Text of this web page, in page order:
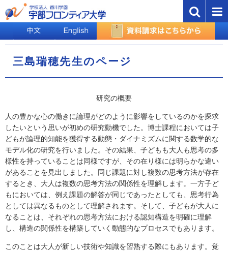
三島瑞穂先生のページ
研究の概要
人の豊かな心の働きに論理がどのように影響をしているのかを探求
したいという思いが初めの研究動機でした。博士課程においては子
どもが論理的知能を獲得する動態・ダイナミズムに関する数学的な
モデル化の研究を行いました。その結果、子どもも大人も思考の多
様性を持っていることは同様ですが、その在り様には明らかな違い
があることを見出しました。同じ課題に対し複数の思考方法が存在
するとき、大人は複数の思考方法の関係性を理解します。一方子ど
もにおいては、例え課題の解答が同じであったとしても、思考行為
としては異なるものとして理解されます。そして、子どもが大人に
なることは、それぞれの思考方法における認知構造を明確に理解
し、構造の関係性を構築していく動態的なプロセスでもあります。
このことは大人が新しい技術や知識を習熟する際にもあります。覚